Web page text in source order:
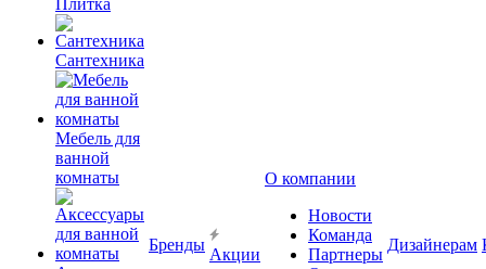
Плитка
Сантехника
Мебель для
ванной
комнаты
Бренды
Акции
О компании
Новости
Команда
Партнеры
Дизайнерам